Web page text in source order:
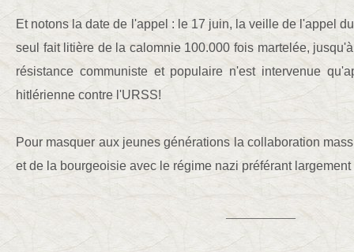
Et notons la date de l'appel : le 17 juin, la veille de l'appel
seul fait litière de la calomnie 100.000 fois martelée,
résistance communiste et populaire n'est intervenue
hitlérienne contre l'URSS!
Pour masquer aux jeunes générations la collaboration
et de la bourgeoisie avec le régime nazi préférant largement